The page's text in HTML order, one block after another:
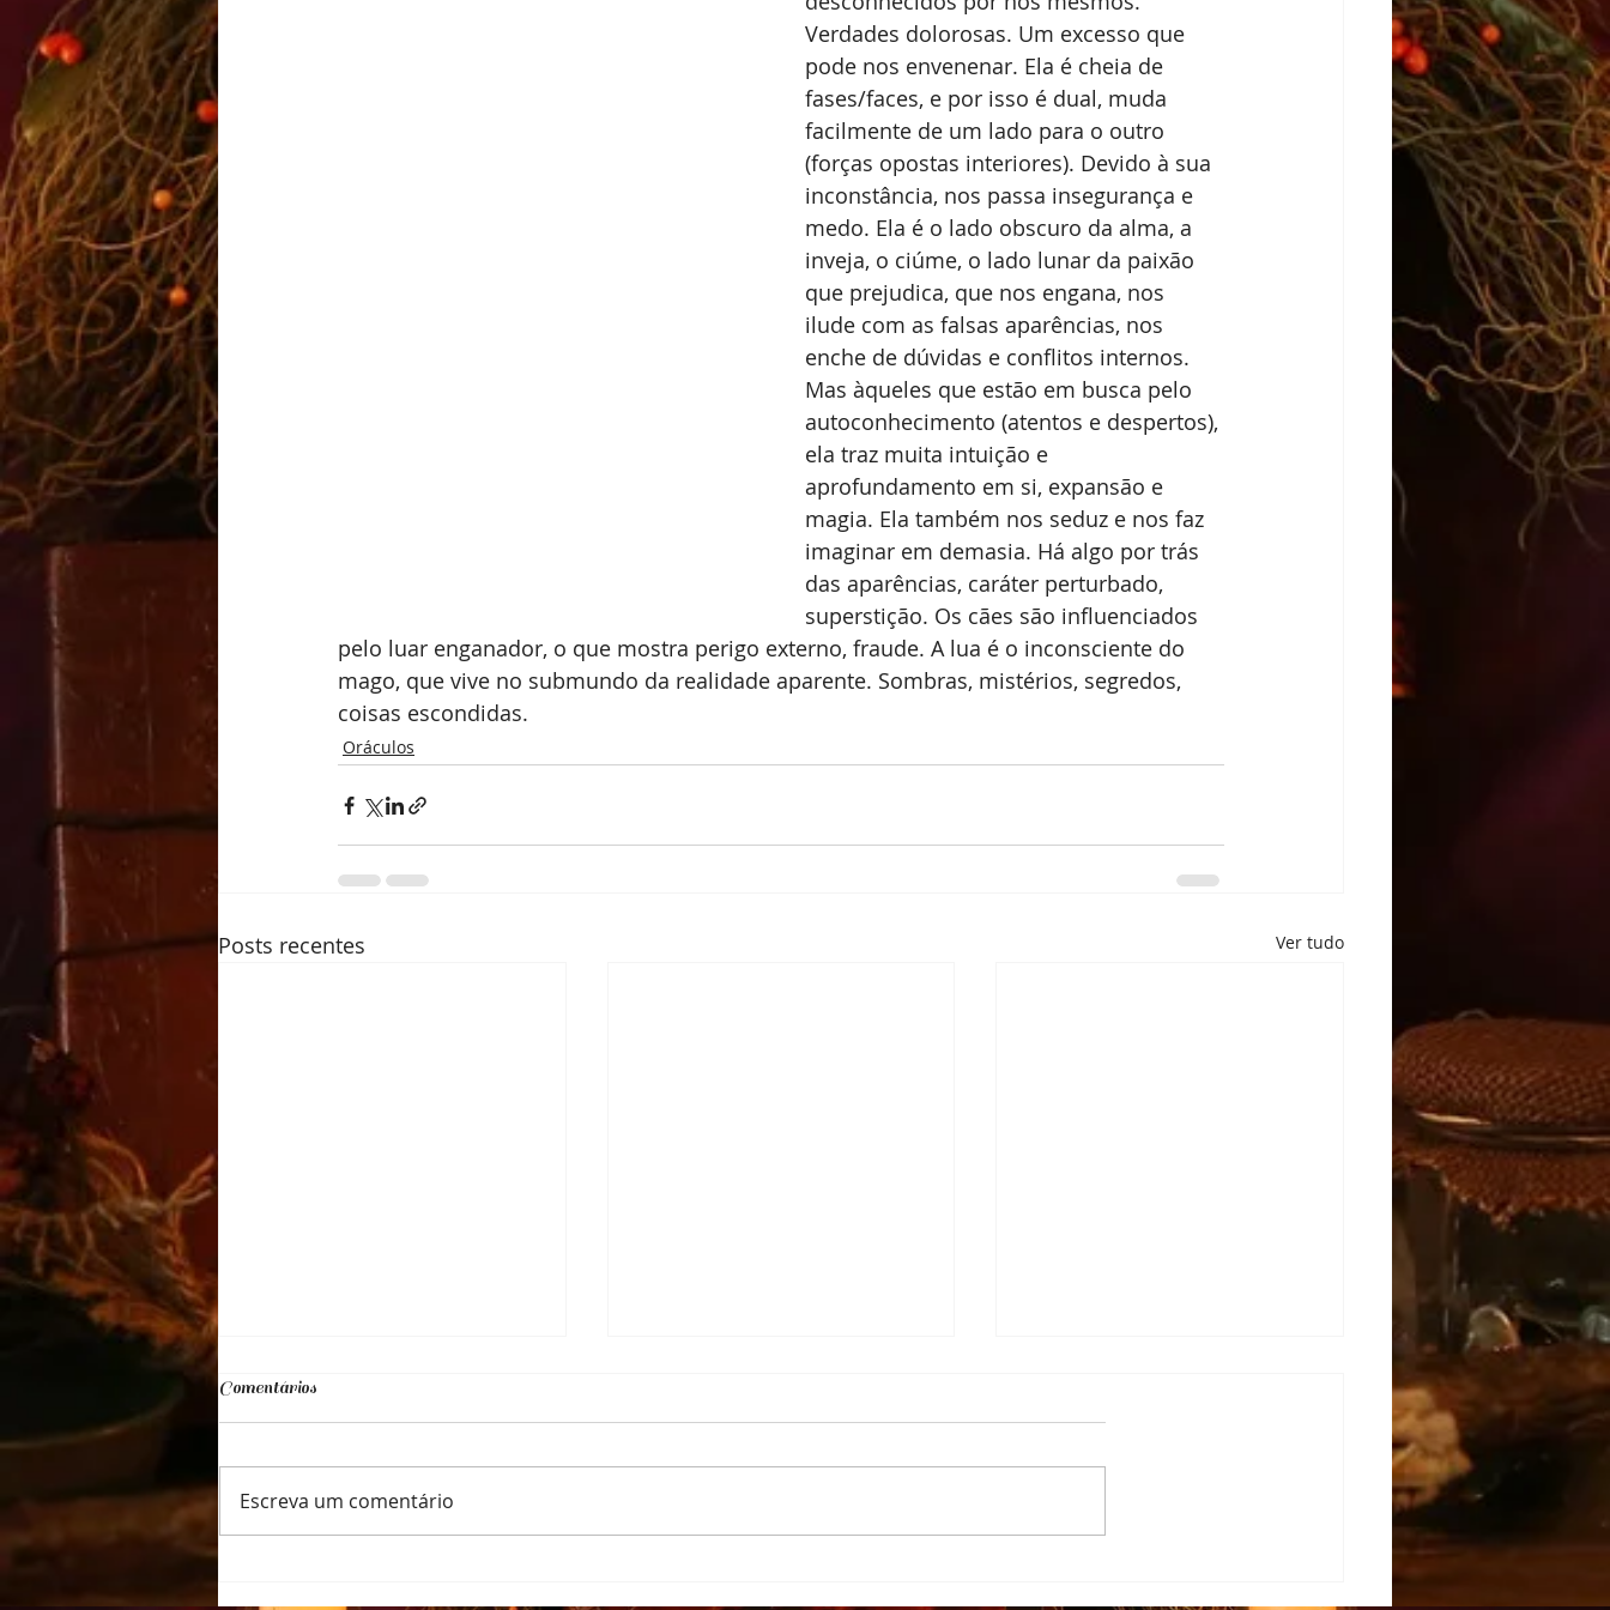
Verdades dolorosas. Um excesso que
pode nos envenenar. Ela é cheia de
fases/faces, e por isso é dual, muda
facilmente de um lado para o outro
(forças opostas interiores). Devido à sua
inconstância, nos passa insegurança e
medo. Ela é o lado obscuro da alma, a
inveja, o ciúme, o lado lunar da paixão
que prejudica, que nos engana, nos
ilude com as falsas aparências, nos
enche de dúvidas e conflitos internos.
Mas àqueles que estão em busca pelo
autoconhecimento (atentos e despertos),
ela traz muita intuição e
aprofundamento em si, expansão e
magia. Ela também nos seduz e nos faz
imaginar em demasia. Há algo por trás
das aparências, caráter perturbado,
superstição. Os cães são influenciados
pelo luar enganador, o que mostra perigo externo, fraude. A lua é o inconsciente do
mago, que vive no submundo da realidade aparente. Sombras, mistérios, segredos,
coisas escondidas.
Oráculos
Posts recentes Ver tudo
Comentários
Escreva um comentário